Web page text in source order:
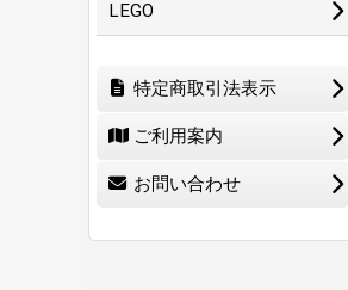
LEGO
特定商取引法表示
ご利用案内
お問い合わせ